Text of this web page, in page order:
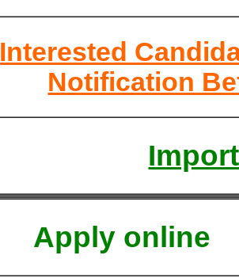
Interested
Notification
Apply online